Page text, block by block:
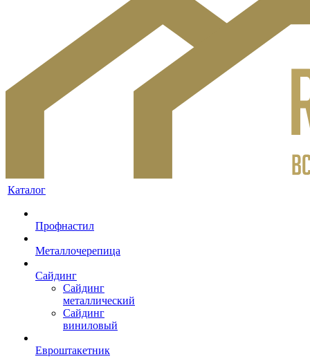
Каталог
Профнастил
Металлочерепица
Сайдинг
Сайдинг
металлический
Сайдинг
виниловый
Евроштакетник